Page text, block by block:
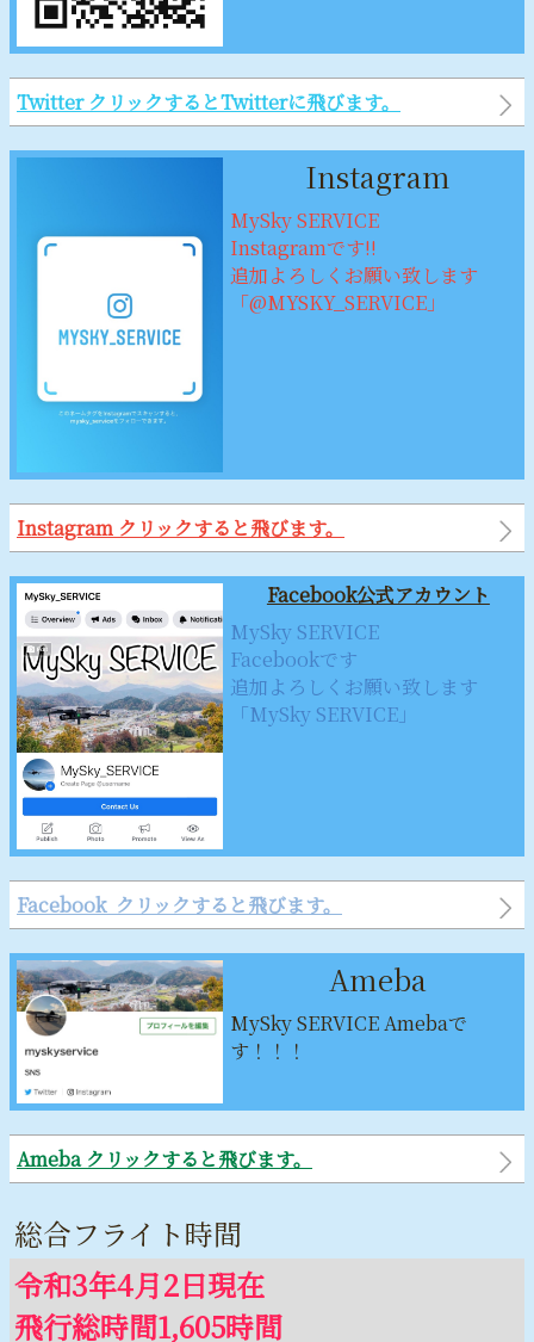
Twitter クリックするとTwitterに飛びます。
Instagram
MySky SERVICE
Instagramです‼︎
追加よろしくお願い致します
「@MYSKY_SERVICE」
Instagram クリックすると飛びます。
Facebook公式アカウント
MySky SERVICE
Facebookです
追加よろしくお願い致します
「MySky SERVICE」
Facebook クリックすると飛びます。
Ameba
MySky SERVICE Amebaで
す！！！
Ameba クリックすると飛びます。
総合フライト時間
令和3年4月2日現在
飛行総時間1,605時間